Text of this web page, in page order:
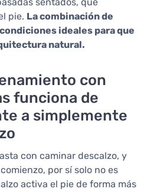
sentados, que
pie. La combinación de
ideales para que
natural.
con
funciona de
a simplemente
con caminar descalzo, y
por sí solo no es
activa el pie de forma más